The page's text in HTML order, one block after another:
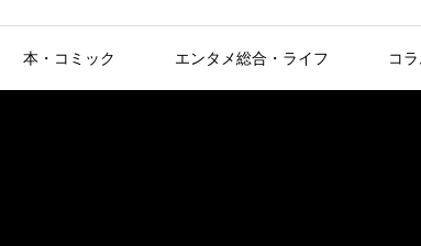
本・コミック エンタメ総合・ライフ コ